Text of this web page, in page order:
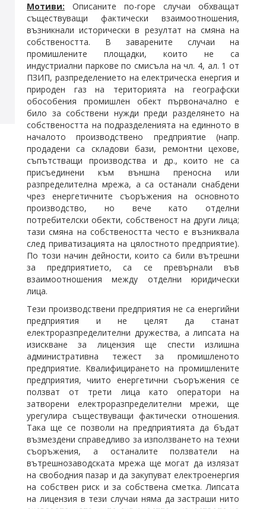
Мотиви: Описаните по-горе случаи обхващат
съществуващи фактически взаимоотношения,
възникнали исторически в резултат на смяна на
собствеността. В заварените случаи на
промишлените площадки, които не са
индустриални паркове по смисъла на чл. 4, ал. 1 от
ПЗИП, разпределението на електрическа енергия и
природен газ на територията на географски
обособения промишлен обект първоначално е
било за собствени нужди преди разделянето на
собствеността на подразделенията на единното в
началото производствено предприятие (напр.
продадени са складови бази, ремонтни цехове,
съпътстващи производства и др., които не са
присъединени към външна преносна или
разпределителна мрежа, а са останали снабдени
чрез енергетичните съоръжения на основното
производство, но вече като отделни
потребителски обекти, собственост на други лица;
тази смяна на собствеността често е възниквала
след приватизацията на цялостното предприятие).
По този начин дейности, които са били вътрешни
за предприятието, са се превърнали във
взаимоотношения между отделни юридически
лица.
Тези производствени предприятия не са енергийни
предприятия и не целят да станат
електроразпределителни дружества, а липсата на
изискване за лицензия ще спести излишна
административна тежест за промишленото
предприятие. Квалифицирането на промишлените
предприятия, чиито енергетични съоръжения се
ползват от трети лица като оператори на
затворени електроразпределителни мрежи, ще
урегулира съществуващи фактически отношения.
Така ще се позволи на предприятията да бъдат
възмездени справедливо за използването на техни
съоръжения, а останалите ползватели на
вътрешнозаводската мрежа ще могат да излязат
на свободния пазар и да закупуват електроенергия
на собствен риск и за собствена сметка. Липсата
на лицензия в тези случаи няма да застраши нито